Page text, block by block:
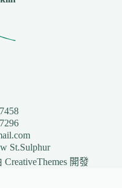
St.Sulphur
CreativeThemes 開發